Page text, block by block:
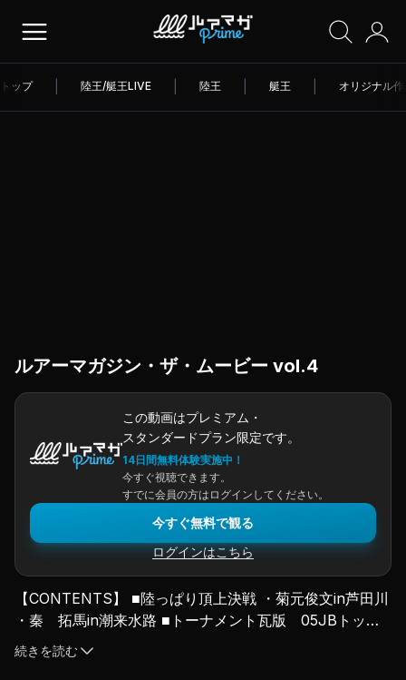
トップ 陸王/艇王LIVE 陸王 艇王 オリジナル
ルアーマガジン・ザ・ムービー vol.4
この動画はプレミアム・
スタンダードプラン限定です。
14日間無料体験実施中！
今すぐ視聴できます。
すでに会員の方はログインしてください。
今すぐ無料で観る
ログインはこちら
【CONTENTS】 ■陸っぱり頂上決戦 ・菊元俊文in芦田川
・秦 拓馬in潮来水路 ■トーナメント瓦版 05JBトップ
50レポート ■セミナーダイジェスト 今江克隆（大阪）
ヒロ内藤（東京） ■ハードルアー実践レクチャー ・藤木
続きを読む